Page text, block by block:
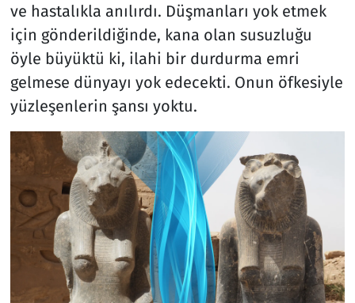
ve hastalıkla anılırdı. Düşmanları yok etmek
için gönderildiğinde, kana olan susuzluğu
öyle büyüktü ki, ilahi bir durdurma emri
gelmese dünyayı yok edecekti. Onun öfkesiyle
yüzleşenlerin şansı yoktu.